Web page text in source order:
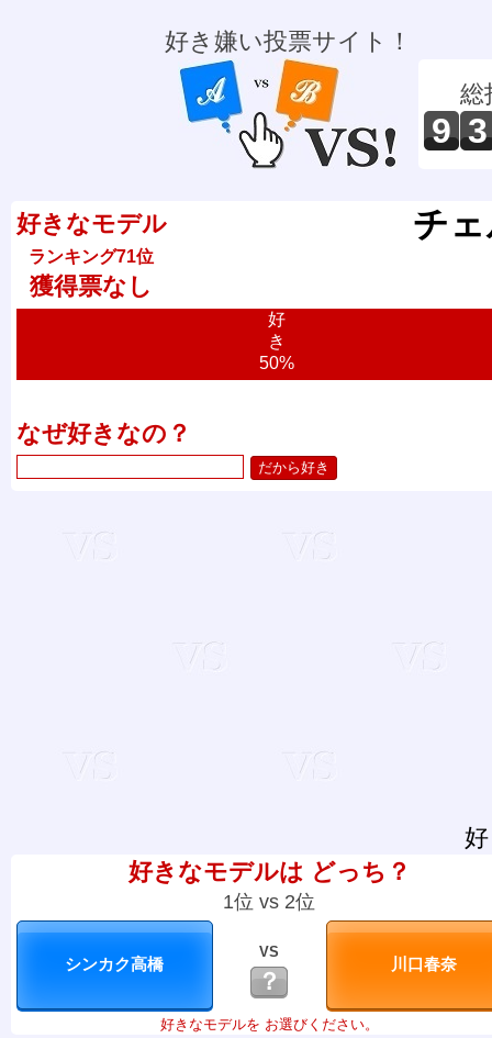
好き嫌い投票サイト！
総
9 3
好きなモデル
ランキング71位
獲得票なし
チ
好
き
50%
なぜ好きなの？
好きなモデルは どっち？
1位 vs 2位
VS
？
好きなモデルを お選びください。